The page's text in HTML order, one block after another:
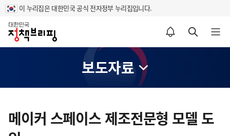
이 누리집은 대한민국 공식 전자정부 누리집입니다.
홈
알림설정 바로가기 검색 바로가기 메뉴 열기
보도자료
텐
츠메이커 스페이스 제조전문형 모델 도